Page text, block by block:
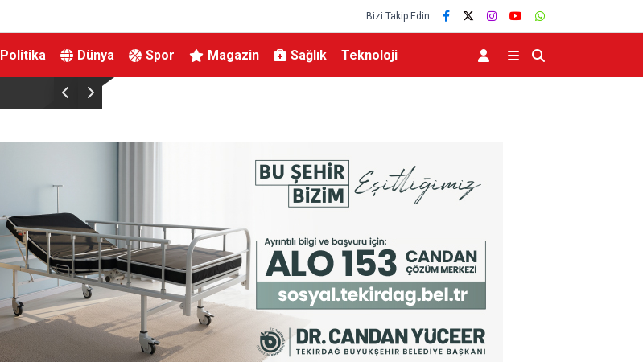
Bizi Takip Edin
Politika Dünya Spor Magazin Sağlık Teknoloji
Polisin yanında bile durmadılar… Tarihi Arapşükrü Sokağı’nda kavga